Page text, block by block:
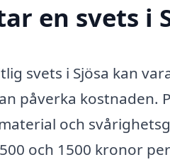
en svets i
svets i Sjösa kan
påverka kostnaden.
och
och 1500 kronor